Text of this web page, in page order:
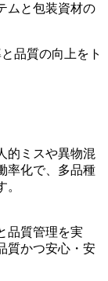
ムと包装資材の
品質の向上をト
的ミスや異物混
率化で、多品種
品質管理を実
質かつ安心・安